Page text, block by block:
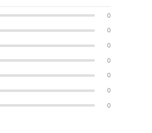
0
0
0
0
0
0
0